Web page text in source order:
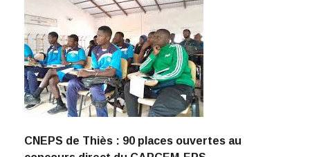
CNEPS de Thiès : 90 places ouvertes au